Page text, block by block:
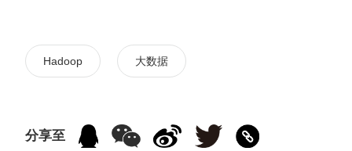
Hadoop 大数据
分享至